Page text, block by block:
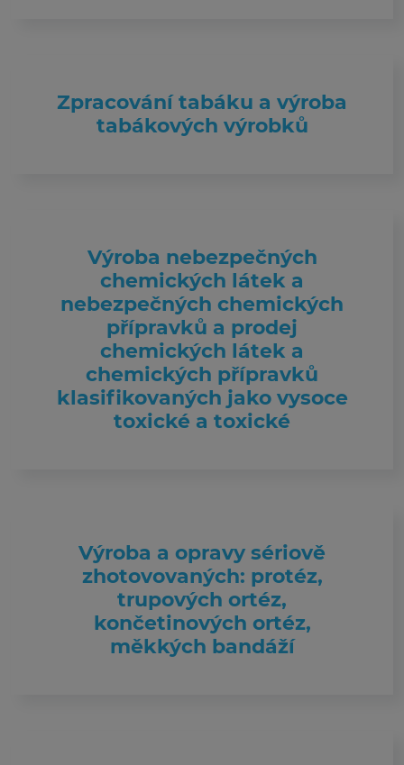
Zpracování tabáku a výroba
tabákových výrobků
Výroba nebezpečných
chemických látek a
nebezpečných chemických
přípravků a prodej
chemických látek a
chemických přípravků
klasifikovaných jako vysoce
toxické a toxické
Výroba a opravy sériově
zhotovovaných: protéz,
trupových ortéz,
končetinových ortéz,
měkkých bandáží